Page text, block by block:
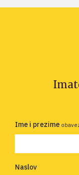
Ime i prezime
Naslov